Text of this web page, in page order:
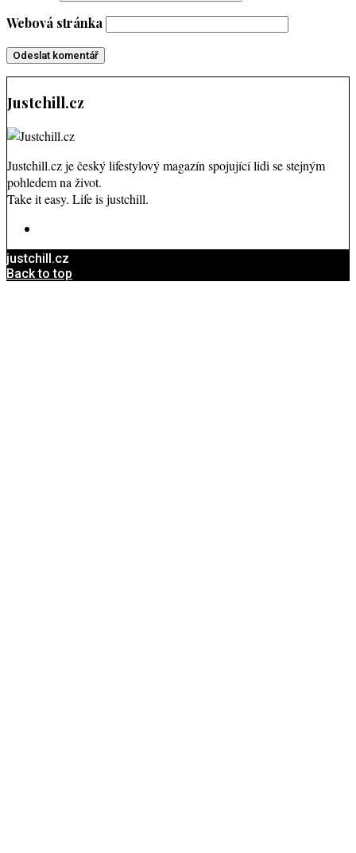
Webová stránka
Justchill.cz
Justchill.cz je český lifestylový magazín spojující lidi se stejným
pohledem na život.
Take it easy. Life is justchill.
justchill.cz
Back to top